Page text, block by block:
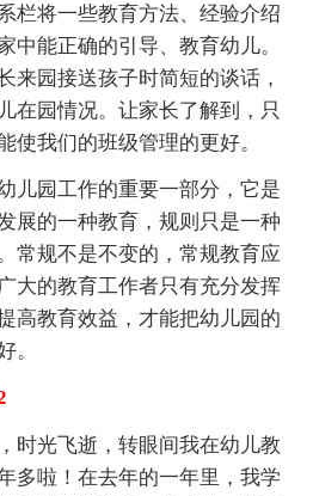
栏将一些教育方法、经验介绍
中能正确的引导、教育幼儿。
来园接送孩子时简短的谈话，
在园情况。让家长了解到，只
使我们的班级管理的更好。
儿园工作的重要一部分，它是
展的一种教育，规则只是一种
常规不是不变的，常规教育应
大的教育工作者只有充分发挥
高教育效益，才能把幼儿园的
。
时光飞逝，转眼间我在幼儿教
多啦！在去年的一年里，我学